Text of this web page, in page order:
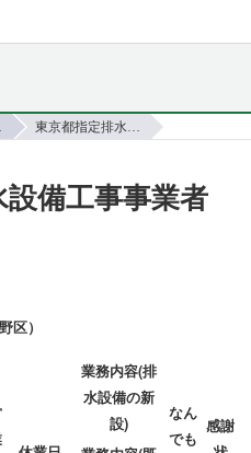
者 東京都指定排水設備工事事業者（中野区）
備工事事業者
区）
業務内容(排
水設備の新
設)
なん
でも
感謝